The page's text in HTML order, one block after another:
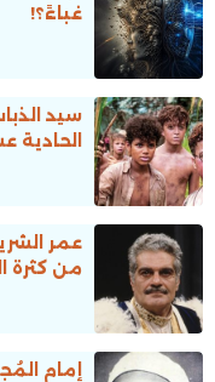
غباءً؟!
سيد
الحادية
عمر
من كثرة
إمام